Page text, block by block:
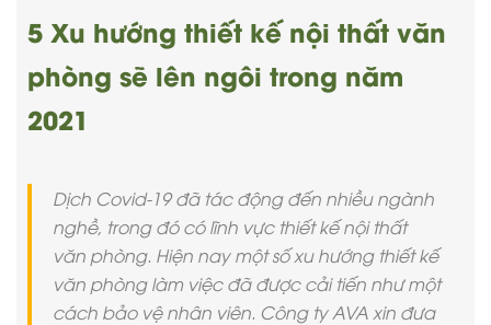
5 Xu hướng thiết kế nội thất văn
phòng sẽ lên ngôi trong năm
2021
Dịch Covid-19 đã tác động đến nhiều ngành
nghề, trong đó có lĩnh vực thiết kế nội thất
văn phòng. Hiện nay một số xu hướng thiết kế
văn phòng làm việc đã được cải tiến như một
cách bảo vệ nhân viên. Công ty AVA xin đưa